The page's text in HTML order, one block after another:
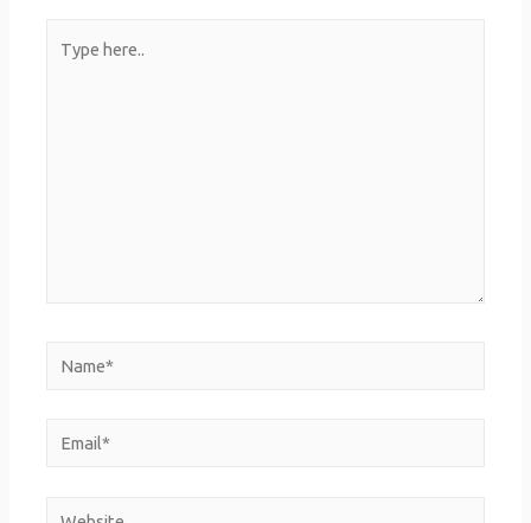
here..
Name*
Email*
Website